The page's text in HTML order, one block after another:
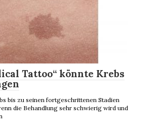
Tattoo“ könnte Krebs
bis zu seinen fortgeschrittenen Stadien
die Behandlung sehr schwierig wird und